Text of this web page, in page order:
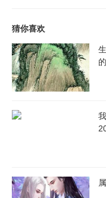
免过多的油腻食物和不健
此外,居家生活环境也需
心健康有着重要的影响。
属龙人2024年10月13日
真,目标明确,能够充分发
一些挑战和困难,但你有
猜你喜欢